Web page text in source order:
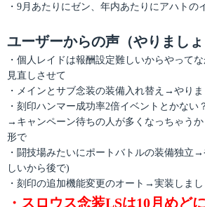
・9月あたりにゼン、年内あたりにアハトの
ユーザーからの声（やりましょ
・個人レイドは報酬設定難しいからやって
見直しさせて
・メインとサブ念装の装備入れ替え→やりま
・刻印ハンマー成功率2倍イベントとかない
→キャンペーン待ちの人が多くなっちゃう
形で
・闘技場みたいにポートバトルの装備独立
しいから後で)
・刻印の追加機能変更のオート→実装しまし
・スロウス念装LSは10月めど